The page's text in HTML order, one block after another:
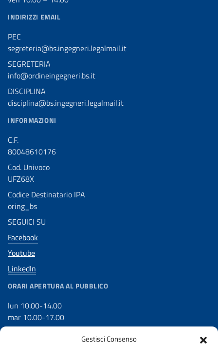
Gestisci Consenso
INDIRIZZI EMAIL
PEC
segreteria@bs.ingegneri.legalmail.it
SEGRETERIA
info@ordineingegneri.bs.it
DISCIPLINA
disciplina@bs.ingegneri.legalmail.it
INFORMAZIONI
C.F.
80048610176
Cod. Univoco
UFZ68X
Codice Destinatario IPA
oring_bs
SEGUICI SU
Facebook
Youtube
LinkedIn
ORARI APERTURA AL PUBBLICO
lun 10.00-14.00
mar 10.00-17.00
mer 10.00-17.00